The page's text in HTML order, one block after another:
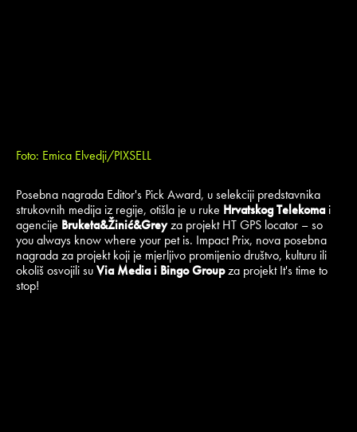
Foto: Emica Elvedji/PIXSELL
Posebna nagrada Editor's Pick Award, u selekciji predstavnika
strukovnih medija iz regije, otišla je u ruke Hrvatskog Telekomai
agencije Bruketa&Žinić&Greyza projekt HT GPS locator – so
you always know where your pet is. Impact Prix, nova posebna
nagrada za projekt koji je mjerljivo promijenio društvo, kulturu ili
okoliš osvojili suVia Media i Bingo Groupza projekt It's time to
stop!